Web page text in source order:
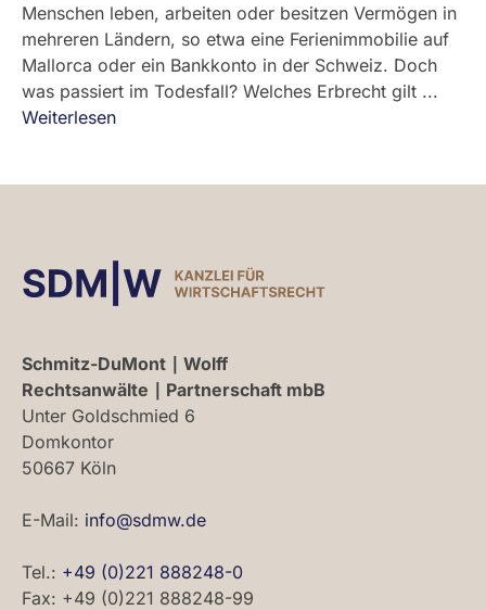
Menschen leben, arbeiten oder besitzen Vermögen in
mehreren Ländern, so etwa eine Ferienimmobilie auf
Mallorca oder ein Bankkonto in der Schweiz. Doch
was passiert im Todesfall? Welches Erbrecht gilt ...
Weiterlesen
Schmitz-DuMont ∣ Wolff
Rechtsanwälte ∣ Partnerschaft mbB
Unter Goldschmied 6
Domkontor
50667 Köln
E-Mail: info@sdmw.de
Tel.: +49 (0)221 888248-0
Fax: +49 (0)221 888248-99